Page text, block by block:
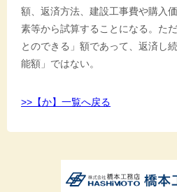
額、返済方法、建設工事費や購入
素等から試算することになる。た
とのできる」額であって、返済し
能額」ではない。
>>【か】一覧へ戻る